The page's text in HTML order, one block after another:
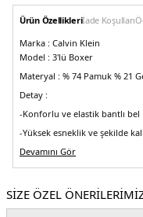
Ürün Özellikleriİade Koşulları
Marka : Calvin Klein
Model : 3'lü Boxer
Materyal : % 74 Pamuk % 21
Detay :
-Konforlu ve elastik bantlı bel
-Yüksek esneklik ve şekilde
Üretim Yeri :Hindistan
5DE1000NB3528EMRS.0747
Devamını Gör
SİZE ÖZEL